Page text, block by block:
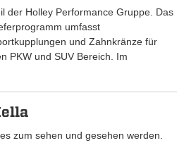
der Holley Performance Gruppe. Das
umfasst
und Zahnkränze für
PKW und SUV Bereich. Im
zum sehen und gesehen werden.